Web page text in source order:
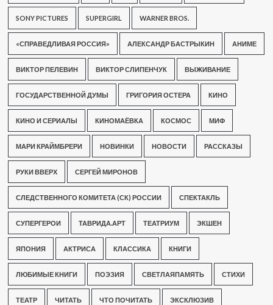
SONY PICTURES SUPERGIRL WARNER BROS.
«СПРАВЕДЛИВАЯ РОССИЯ» АЛЕКСАНДР БАСТРЫКИН АНИМЕ
ВИКТОР ПЕЛЕВИН ВИКТОР СЛИПЕНЧУК ВЫЖИВАНИЕ
ГОСУДАРСТВЕННОЙ ДУМЫ ГРИГОРИЯ ОСТЕРА КИНО
КИНО И СЕРИАЛЫ КИНОМАЁВКА КОСМОС МИФ
МАРИ КРАЙМБРЕРИ НОВИНКИ НОВОСТИ РАССКАЗЫ
РУКИ ВВЕРХ СЕРГЕЙ МИРОНОВ
СЛЕДСТВЕННОГО КОМИТЕТА (СК) РОССИИ СПЕКТАКЛЬ
СУПЕРГЕРОИ ТАВРИДА.АРТ ТЕАТРИУМ ЭКШЕН
ЯПОНИЯ АКТРИСА КЛАССИКА КНИГИ
ЛЮБИМЫЕ КНИГИ ПОЭЗИЯ СВЕТЛАЯПАМЯТЬ СТИХИ
ТЕАТР ЧИТАТЬ ЧТО ПОЧИТАТЬ ЭКСКЛЮЗИВ